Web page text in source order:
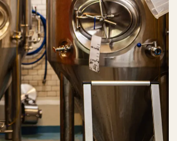
LE FETT­
SCHMECKER
DO:12:00 – 22:00
Fisch + Meeresfrüchte
Fleisch + Wurstwaren
Käse + Milch